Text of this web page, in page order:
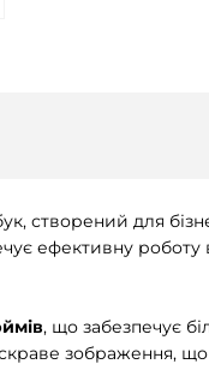
створений для
ефективну
, що забезпечує
зображення,